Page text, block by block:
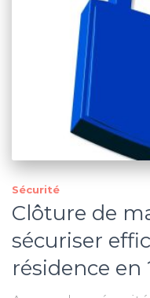
Sécurité
Clôture de
sécuriser
résidence en